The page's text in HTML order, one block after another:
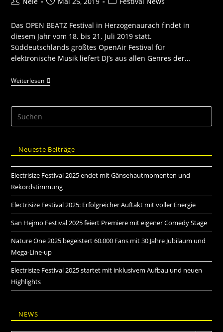
Das OPEN BEATZ Festival in Herzogenaurach findet in
diesem Jahr vom 18. bis 21. Juli 2019 statt.
Süddeutschlands größtes OpenAir Festival für
elektronische Musik liefert DJ’s aus allen Genres der…
Weiterlesen
Neueste Beiträge
Electrisize Festival 2025 endet mit Gänsehautmomenten und
Rekordstimmung
Electrisize Festival 2025: Erfolgreicher Auftakt mit voller Energie
San Hejmo Festival 2025 feiert Premiere mit eigener Comedy Stage
Nature One 2025 begeistert 60.000 Fans mit 30 Jahre Jubiläum und
Mega-Line-up
Electrisize Festival 2025 startet mit inklusivem Aufbau und neuen
Highlights
NEWS